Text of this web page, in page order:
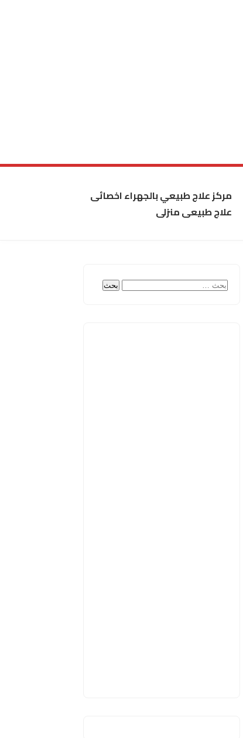
مركز علاج طبيعي بالجهراء اخصائى
علاج طبيعى منزلى
البحث